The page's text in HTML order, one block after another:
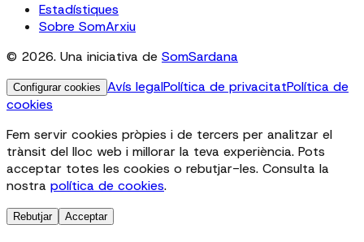
Estadístiques
Sobre SomArxiu
© 2026. Una iniciativa de SomSardana
Configurar cookies Avís legalPolítica de privacitatPolítica de
cookies
Fem servir cookies pròpies i de tercers per analitzar el
trànsit del lloc web i millorar la teva experiència. Pots
acceptar totes les cookies o rebutjar-les. Consulta la
nostra política de cookies.
Rebutjar Acceptar